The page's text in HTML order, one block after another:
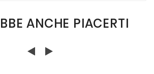
ANCHE PIACERTI